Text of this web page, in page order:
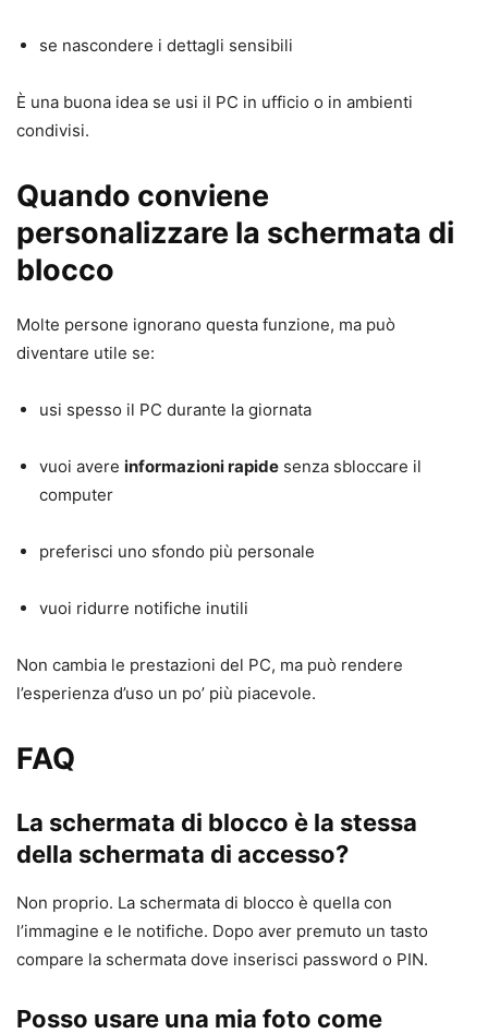
se nascondere i dettagli sensibili
È una buona idea se usi il PC in ufficio o in ambienti
condivisi.
Quando conviene
personalizzare la schermata di
blocco
Molte persone ignorano questa funzione, ma può
diventare utile se:
usi spesso il PC durante la giornata
vuoi avere informazioni rapide senza sbloccare il
computer
preferisci uno sfondo più personale
vuoi ridurre notifiche inutili
Non cambia le prestazioni del PC, ma può rendere
l’esperienza d’uso un po’ più piacevole.
FAQ
La schermata di blocco è la stessa
della schermata di accesso?
Non proprio. La schermata di blocco è quella con
l’immagine e le notifiche. Dopo aver premuto un tasto
compare la schermata dove inserisci password o PIN.
Posso usare una mia foto come